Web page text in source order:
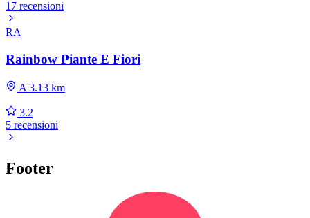
17 recensioni
RA
Rainbow Piante E Fiori
A 3.13 km
3.2
5 recensioni
Footer